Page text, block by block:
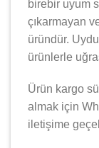
birebir uyum
çıkarmayan
üründür.
ürünlerle
Ürün kargo
almak için
iletişime